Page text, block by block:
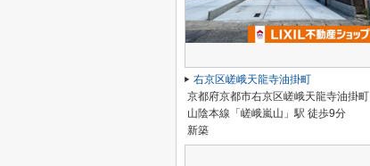
右京区嵯峨天龍寺油掛町
京都府京都市右京区嵯峨天龍寺油掛町
山陰本線「嵯峨嵐山」駅 徒歩9分
新築